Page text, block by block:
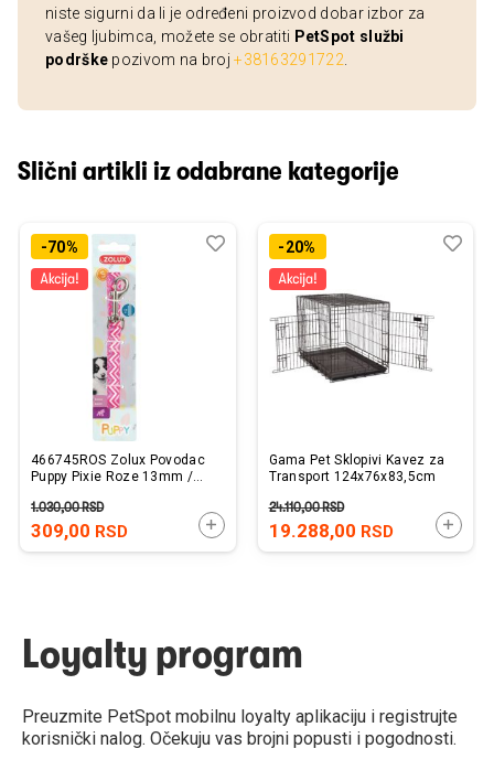
niste sigurni da li je određeni proizvod dobar izbor za
vašeg ljubimca, možete se obratiti PetSpot službi
podrške pozivom na broj+38163291722
Slični artikli iz odabrane kategorije
-70%
466745ROS Zolux Povodac
Puppy Pixie Roze 13mm /
309,00 RSD
1.030,00RSD
DODAJTE U KORPU
Dodaj
Uporedi-20%
Gama Pet Sklopivi Kavez za
Transport 124x76x83,5cm
19.288,00 RSD
24.110,00RSD
Loyalty program
Preuzmite PetSpot mobilnu loyalty aplikaciju i registrujte
korisnički nalog. Očekuju vas brojni popusti i pogodnosti.